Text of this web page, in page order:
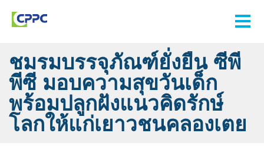
ชมรมบรรจุภัณฑ์ยั่งยืน ซีพี
พีซี มอบความสุขวันเด็ก
พร้อมปลูกฝังแนวคิดรักษ์
โลกให้แก่เยาวชนคลองเตย